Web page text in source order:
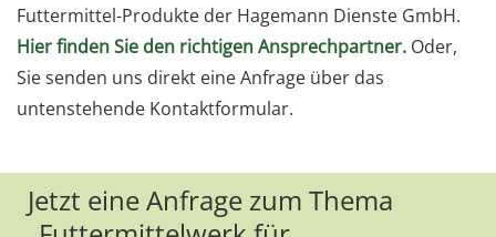
Futtermittel-Produkte der Hagemann Dienste GmbH.
Hier finden Sie den richtigen Ansprechpartner. Oder,
Sie senden uns direkt eine Anfrage über das
untenstehende Kontaktformular.
Jetzt eine Anfrage zum Thema